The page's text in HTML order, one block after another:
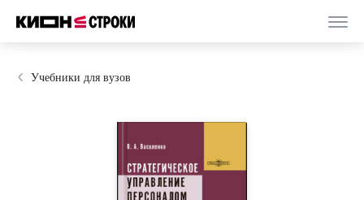
Учебники для вузов